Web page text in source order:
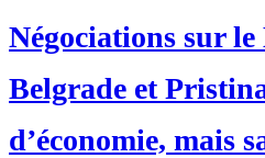
Négociations sur le
Belgrade et
d’économie, mais